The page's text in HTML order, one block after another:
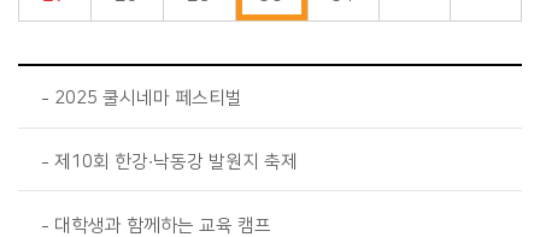
2025 쿨시네마 페스티벌
제10회 한강·낙동강 발원지 축제
대학생과 함께하는 교육 캠프